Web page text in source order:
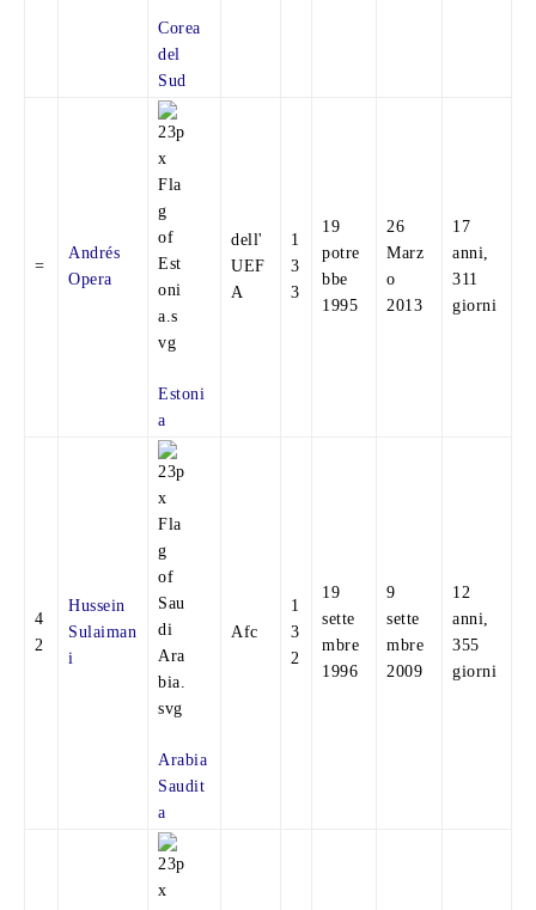
Corea
del
Sud
=
Andrés
Opera
Estoni
a
dell'
UEF
A
1
3
3
19
potre
bbe
1995
26
Marz
o
2013
17
anni,
311
giorni
4
2
Hussein
Sulaiman
i
Arabia
Saudit
a
Afc
1
3
2
19
sette
mbre
1996
9
sette
mbre
2009
12
anni,
355
giorni